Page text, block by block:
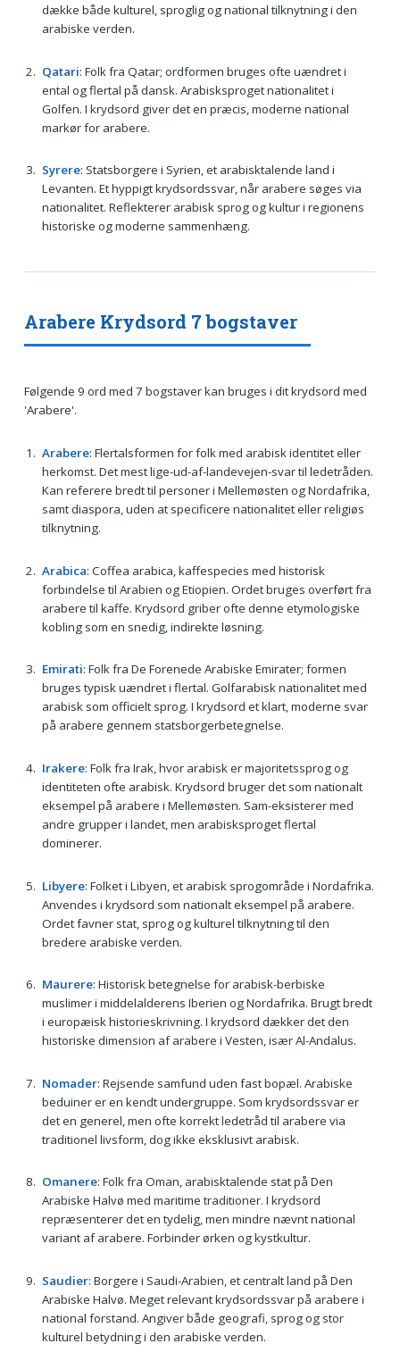
dække både kulturel, sproglig og national tilknytning i den
arabiske verden.
Qatari: Folk fra Qatar; ordformen bruges ofte uændret i
ental og flertal på dansk. Arabisksproget nationalitet i
Golfen. I krydsord giver det en præcis, moderne national
markør for arabere.
Syrere: Statsborgere i Syrien, et arabisktalende land i
Levanten. Et hyppigt krydsordssvar, når arabere søges via
nationalitet. Reflekterer arabisk sprog og kultur i regionens
historiske og moderne sammenhæng.
Arabere Krydsord 7 bogstaver
Følgende 9 ord med 7 bogstaver kan bruges i dit krydsord med
'Arabere'.
Arabere: Flertalsformen for folk med arabisk identitet eller
herkomst. Det mest lige-ud-af-landevejen-svar til ledetråden.
Kan referere bredt til personer i Mellemøsten og Nordafrika,
samt diaspora, uden at specificere nationalitet eller religiøs
tilknytning.
Arabica: Coffea arabica, kaffespecies med historisk
forbindelse til Arabien og Etiopien. Ordet bruges overført fra
arabere til kaffe. Krydsord griber ofte denne etymologiske
kobling som en snedig, indirekte løsning.
Emirati: Folk fra De Forenede Arabiske Emirater; formen
bruges typisk uændret i flertal. Golfarabisk nationalitet med
arabisk som officielt sprog. I krydsord et klart, moderne svar
på arabere gennem statsborgerbetegnelse.
Irakere: Folk fra Irak, hvor arabisk er majoritetssprog og
identiteten ofte arabisk. Krydsord bruger det som nationalt
eksempel på arabere i Mellemøsten. Sam-eksisterer med
andre grupper i landet, men arabisksproget flertal
dominerer.
Libyere: Folket i Libyen, et arabisk sprogområde i Nordafrika.
Anvendes i krydsord som nationalt eksempel på arabere.
Ordet favner stat, sprog og kulturel tilknytning til den
bredere arabiske verden.
Maurere: Historisk betegnelse for arabisk-berbiske
muslimer i middelalderens Iberien og Nordafrika. Brugt bredt
i europæisk historieskrivning. I krydsord dækker det den
historiske dimension af arabere i Vesten, især Al-Andalus.
Nomader: Rejsende samfund uden fast bopæl. Arabiske
beduiner er en kendt undergruppe. Som krydsordssvar er
det en generel, men ofte korrekt ledetråd til arabere via
traditionel livsform, dog ikke eksklusivt arabisk.
Omanere: Folk fra Oman, arabisktalende stat på Den
Arabiske Halvø med maritime traditioner. I krydsord
repræsenterer det en tydelig, men mindre nævnt national
variant af arabere. Forbinder ørken og kystkultur.
Saudier: Borgere i Saudi-Arabien, et centralt land på Den
Arabiske Halvø. Meget relevant krydsordssvar på arabere i
national forstand. Angiver både geografi, sprog og stor
kulturel betydning i den arabiske verden.